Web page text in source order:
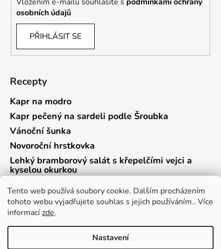
Tento web používá soubory cookie. Dalším procházením
tohoto webu vyjadřujete souhlas s jejich používáním.. Více
informacízde.
Nastavení
osobních údajů
PŘIHLÁSIT SE
Recepty
Kapr na modro
Kapr pečený na sardeli podle Šroubka
Vánoční šunka
Novoroční hrstkovka
Lehký bramborový salát s křepelčími vejci a
kyselou okurkou
Vrácení zboží a reklamace Kontaktní formulář